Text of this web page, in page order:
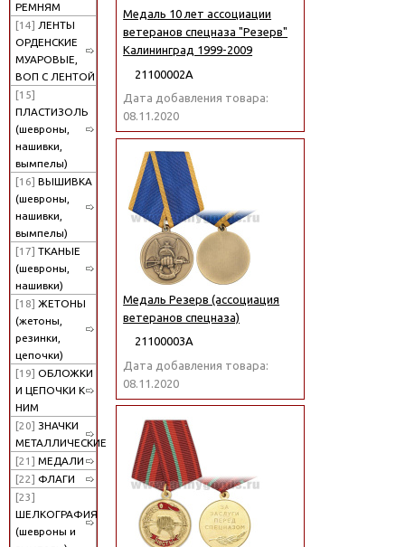
РЕМНЯМ
[14] ЛЕНТЫ
ОРДЕНСКИЕ
МУАРОВЫЕ,
ВОП С ЛЕНТОЙ
[15]
ПЛАСТИЗОЛЬ
(шевроны,
нашивки,
вымпелы)
[16] ВЫШИВКА
(шевроны,
нашивки,
вымпелы)
[17] ТКАНЫЕ
(шевроны,
нашивки)
[18] ЖЕТОНЫ
(жетоны,
резинки,
цепочки)
[19] ОБЛОЖКИ
И ЦЕПОЧКИ К
НИМ
[20] ЗНАЧКИ
МЕТАЛЛИЧЕСКИЕ
[21] МЕДАЛИ
[22] ФЛАГИ
[23]
ШЕЛКОГРАФИЯ
(шевроны и
Медаль 10 лет ассоциации
ветеранов спецназа "Резерв"
Калининград 1999-2009
21100002А
Дата добавления товара:
08.11.2020
Медаль Резерв (ассоциация
ветеранов спецназа)
21100003А
Дата добавления товара:
08.11.2020